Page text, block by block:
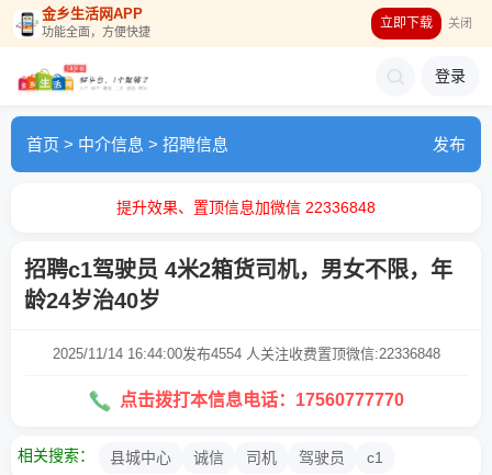
金乡生活网APP
功能全面，方便快捷
立即下载 关闭
登录
首页 > 中介信息 > 招聘信息 发布
提升效果、置顶信息加微信 22336848
招聘c1驾驶员 4米2箱货司机，男女不限，年
龄24岁治40岁
2025/11/14 16:44:00发布4554 人关注收费置顶微信:22336848
点击拨打本信息电话：17560777770
相关搜索： 县城中心 诚信 司机 驾驶员 c1